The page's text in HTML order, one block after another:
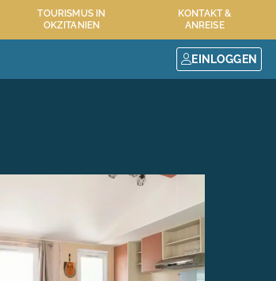
TOURISMUS IN
OKZITANIEN
KONTAKT &
ANREISE
EINLOGGEN